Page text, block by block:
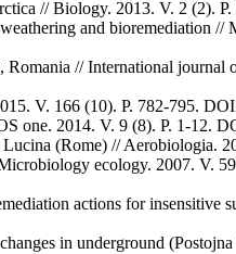
// Biology. 2013. V. 2 (2).
and bioremediation
// International
V. 166 (10). P. 782-795.
one. 2014. V. 9 (8). P. 1-12.
(Rome) // Aerobiologia.
ecology. 2007. V.
actions for insensitive
in underground